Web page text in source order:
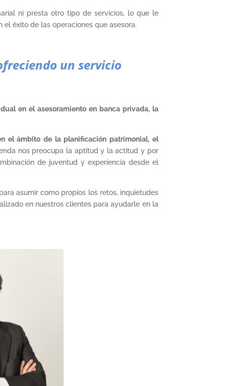
ni presta otro tipo de servicios, lo que le
éxito de las operaciones que asesora.
un servicio
en el asesoramiento en banca privada, la
el ámbito de la planificación patrimonial, el
nos preocupa la aptitud y la actitud y por
de juventud y experiencia desde el
asumir como propios los retos, inquietudes
en nuestros clientes para ayudarle en la